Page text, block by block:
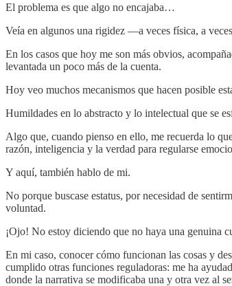
El problema es que algo no encajaba…
Veía en algunos una rigidez —a veces física, a
En los casos que hoy me son más obvios,
levantada un poco más de la cuenta.
Hoy veo muchos mecanismos que hacen posible
Humildades en lo abstracto y lo intelectual que se
Algo que, cuando pienso en ello, me recuerda lo
razón, inteligencia y la verdad para regularse
Y aquí, también hablo de mi.
No porque buscase estatus, por necesidad de
voluntad.
¡Ojo! No estoy diciendo que no haya una genuina
En mi caso, conocer cómo funcionan las cosas y
cumplido otras funciones reguladoras: me ha
donde la narrativa se modificaba una y otra vez al